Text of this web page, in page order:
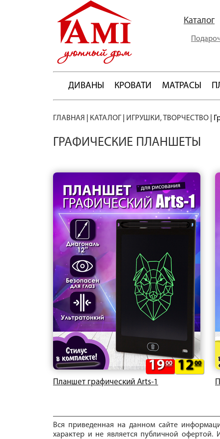
Каталог
ДИВАНЫ КРОВАТИ МАТРАСЫ
ГЛАВНАЯ КАТАЛОГ ИГРУШКИ, ТВОРЧЕСТВО
ГРАФИЧЕСКИЕ ПЛАНШЕТЫ
Планшет графический Arts-1
1900 1200
Вся приведенная на данном сайте
характер и не является публичной офертой.